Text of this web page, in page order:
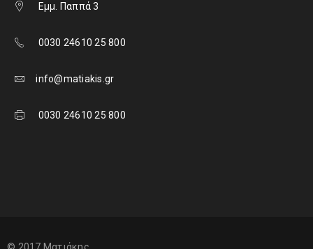
Εμμ. Παππά 3
0030 24610 25 800
info@matiakis.gr
0030 24610 25 800